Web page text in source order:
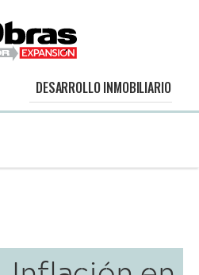
DESARROLLO INMOBILIARIO